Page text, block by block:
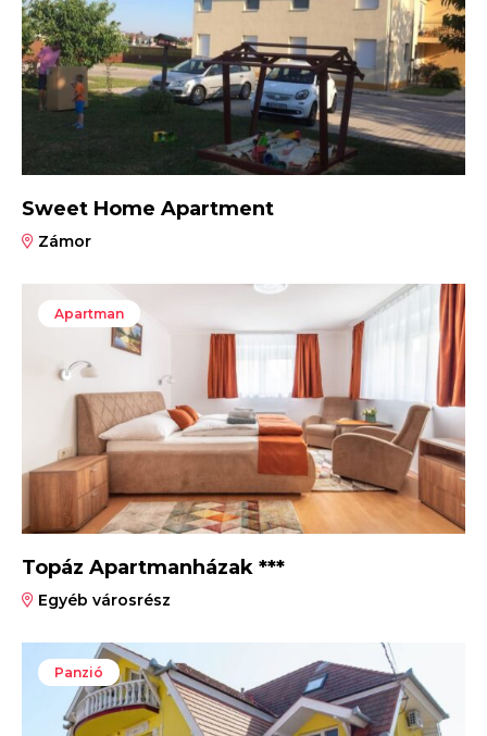
Sweet Home Apartment
Zámor
Apartman
Topáz Apartmanházak ***
Egyéb városrész
Panzió